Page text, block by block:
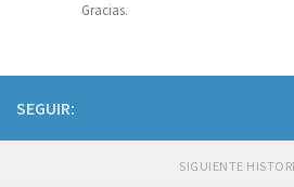
Gracias.
SEGUIR:
SIGUIENTE